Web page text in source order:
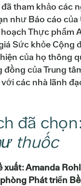
tham khảo các
như Báo cáo của
Thực phẩm
Sức khỏe Cộng
của họ thông
của Trung
các nhà lãnh
đã chọn:
thuốc
Amanda
Phát triển